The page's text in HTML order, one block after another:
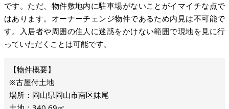
です。ただ、物件敷地内に駐車場がないことがイマイチな点で
はあります。オーナーチェンジ物件であるため内見は不可能で
す。入居者や周囲の住人に迷惑をかけない範囲で現地を見に行
っていただくことは可能です。
※古屋付土地
場所：岡山県岡山市南区妹尾